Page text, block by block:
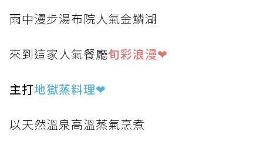
雨中漫步湯布院人氣金鱗湖
來到這家人氣餐廳旬彩浪漫❤
主打地獄蒸料理❤
以天然溫泉高溫蒸氣烹煮